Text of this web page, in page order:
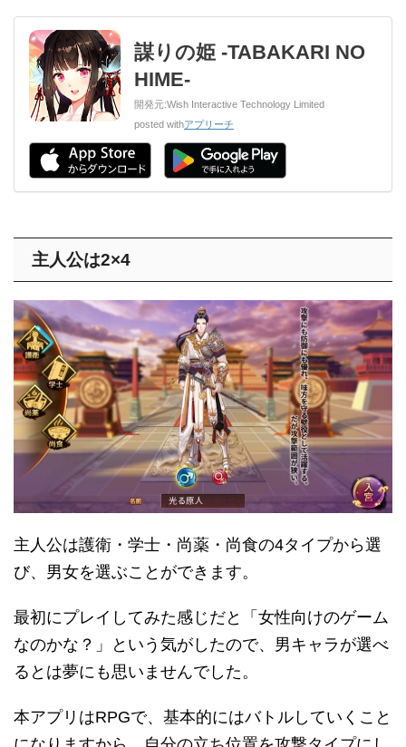
謀りの姫 -TABAKARI NO
HIME-
開発元:Wish Interactive Technology Limited
posted withアプリーチ
主人公は2×4
主人公は護衛・学士・尚薬・尚食の4タイプから選
び、男女を選ぶことができます。
最初にプレイしてみた感じだと「女性向けのゲーム
なのかな？」という気がしたので、男キャラが選べ
るとは夢にも思いませんでした。
本アプリはRPGで、基本的にはバトルしていくこと